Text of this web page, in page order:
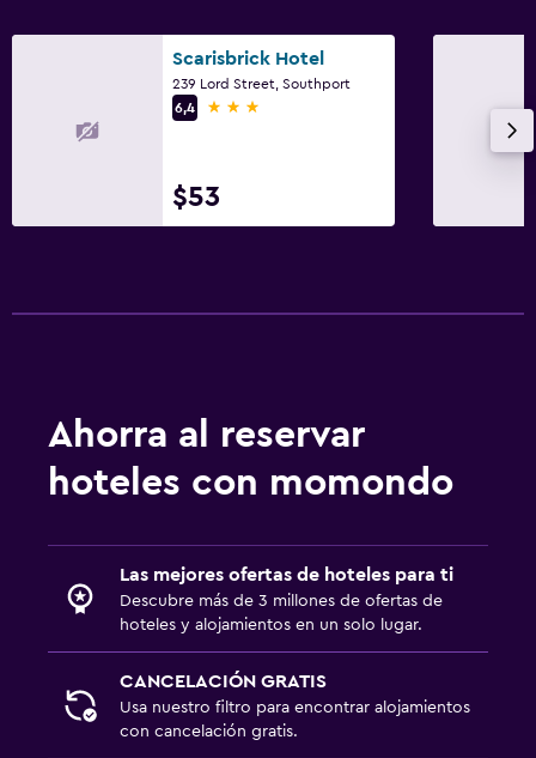
Scarisbrick Hotel
239 Lord Street, Southport
6,4
3 estrellas
$53
Ahorra al reservar
hoteles con momondo
Las mejores ofertas de hoteles para ti
Descubre más de 3 millones de ofertas de
hoteles y alojamientos en un solo lugar.
CANCELACIÓN GRATIS
Usa nuestro filtro para encontrar alojamientos
con cancelación gratis.